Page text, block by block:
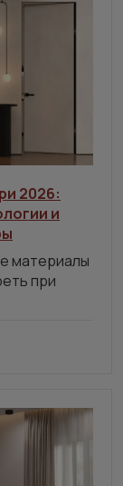
2026:
и
материалы
при